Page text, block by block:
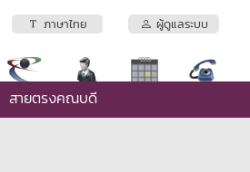
ภาษาไทย ผู้ดูแลระบบ
สายตรงคณบดี